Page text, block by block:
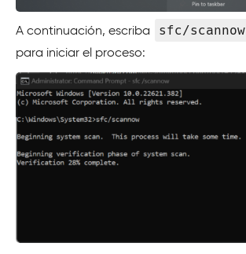
A continuación, escriba sfc/scannow
para iniciar el proceso: